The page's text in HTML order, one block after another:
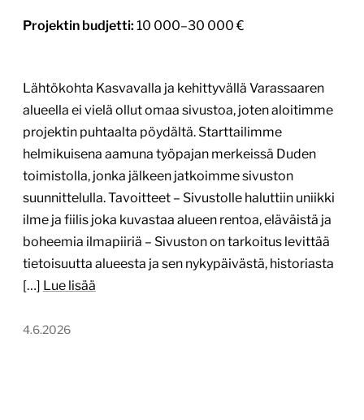
Projektin budjetti: 10 000–30 000 €
Lähtökohta Kasvavalla ja kehittyvällä Varassaaren
alueella ei vielä ollut omaa sivustoa, joten aloitimme
projektin puhtaalta pöydältä. Starttailimme
helmikuisena aamuna työpajan merkeissä Duden
toimistolla, jonka jälkeen jatkoimme sivuston
suunnittelulla. Tavoitteet – Sivustolle haluttiin uniikki
ilme ja fiilis joka kuvastaa alueen rentoa, eläväistä ja
boheemia ilmapiiriä – Sivuston on tarkoitus levittää
tietoisuutta alueesta ja sen nykypäivästä, historiasta
[…] Lue lisää
4.6.2026